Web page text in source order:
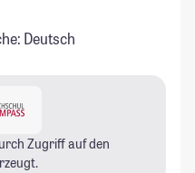
Deutsch
Zugriff auf den